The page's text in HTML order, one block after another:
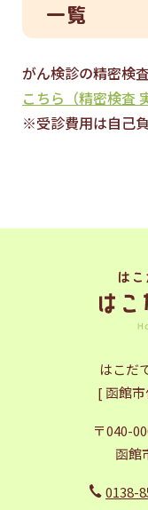
一覧
がん検診の精密検
こちら（精密検査
※受診費用は自己
はこだ
[ 函館
〒040-
函館
0138-